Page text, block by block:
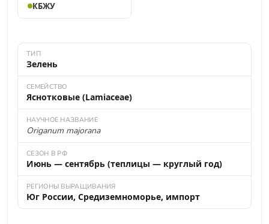
КБЖУ
ТИП
Зелень
СЕМЕЙСТВО
Яснотковые (Lamiaceae)
НАУЧНОЕ НАЗВАНИЕ
Origanum majorana
СЕЗОН В РФ
Июнь — сентябрь (теплицы — круглый год)
РЕГИОНЫ ВЫРАЩИВАНИЯ
Юг России, Средиземноморье, импорт